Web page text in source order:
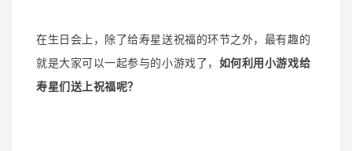
在生日会上，除了给寿星送祝福的环节之外，最有趣的
就是大家可以一起参与的小游戏了， 如何利用小游戏给
寿星们送上祝福呢？